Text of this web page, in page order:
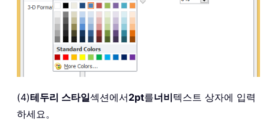
(4)테두리 스타일섹션에서2pt를너비텍스트 상자에 입력
하세요。